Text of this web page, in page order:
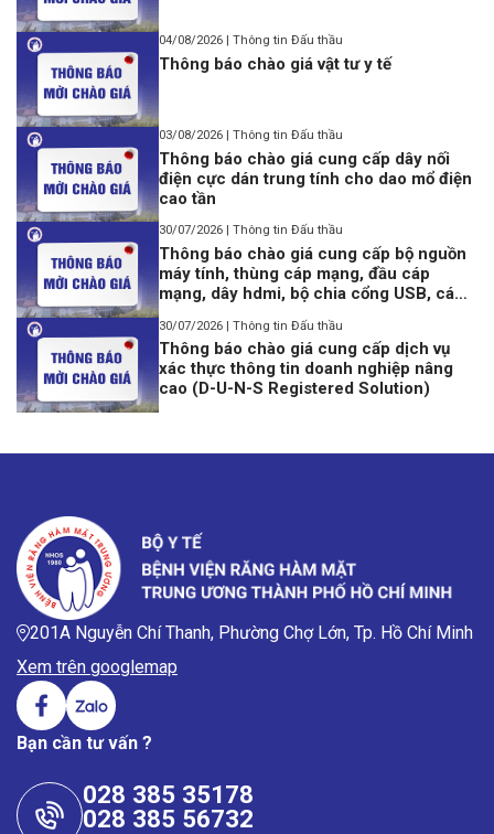
04/08/2026 | Thông tin Đấu thầu
Thông báo chào giá vật tư y tế
03/08/2026 | Thông tin Đấu thầu
Thông báo chào giá cung cấp dây nối
điện cực dán trung tính cho dao mổ điện
cao tần
30/07/2026 | Thông tin Đấu thầu
Thông báo chào giá cung cấp bộ nguồn
máy tính, thùng cáp mạng, đầu cáp
mạng, dây hdmi, bộ chia cổng USB, cáp
30/07/2026 | Thông tin Đấu thầu
Thông báo chào giá cung cấp dịch vụ
xác thực thông tin doanh nghiệp nâng
cao (D-U-N-S Registered Solution)
201A Nguyễn Chí Thanh, Phường Chợ Lớn, Tp. Hồ Chí Minh
Xem trên googlemap
Bạn cần tư vấn ?
028 385 35178
028 385 56732